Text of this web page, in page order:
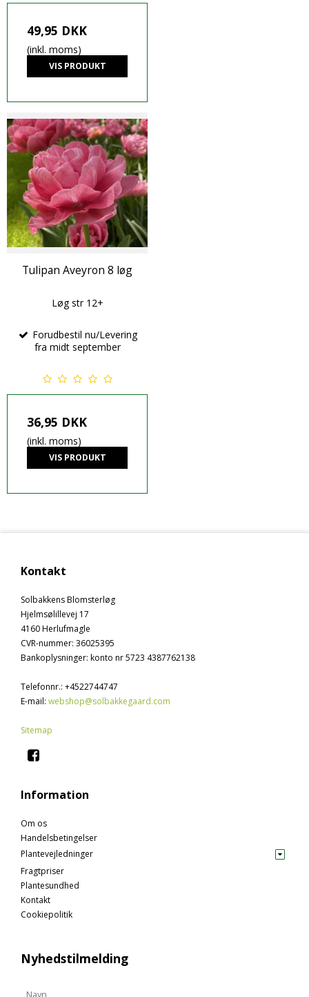
49,95 DKK
(inkl. moms)
VIS PRODUKT
Tulipan Aveyron 8 løg
Løg str 12+
Forudbestil nu/Levering
fra midt september
36,95 DKK
(inkl. moms)
VIS PRODUKT
Kontakt
Solbakkens Blomsterløg
Hjelmsølillevej 17
4160 Herlufmagle
CVR-nummer: 36025395
Bankoplysninger: konto nr 5723 4387762138
Telefonnr.: +4522744747
E-mail: webshop@solbakkegaard.com
Sitemap
Information
Om os
Handelsbetingelser
Plantevejledninger
Fragtpriser
Plantesundhed
Kontakt
Cookiepolitik
Nyhedstilmelding